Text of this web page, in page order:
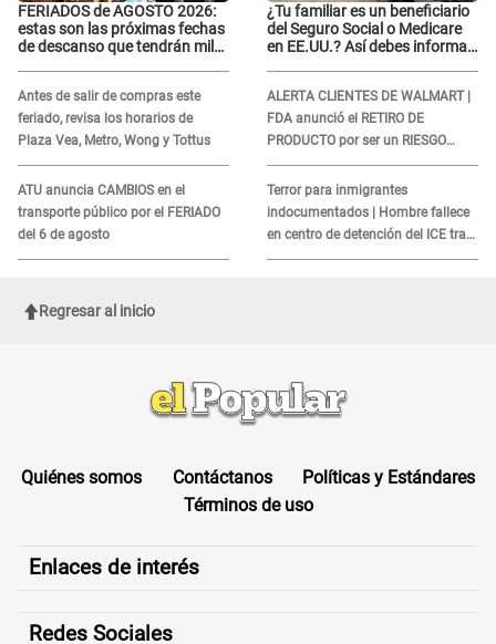
FERIADOS de AGOSTO 2026:
estas son las próximas fechas
de descanso que tendrán miles
Antes de salir de compras este
feriado, revisa los horarios de
Plaza Vea, Metro, Wong y Tottus
ATU anuncia CAMBIOS en el
transporte público por el FERIADO
del 6 de agosto
¿Tu familiar es un beneficiario
del Seguro Social o Medicare
en EE.UU.? Así debes informar
ALERTA CLIENTES DE WALMART |
FDA anunció el RETIRO DE
PRODUCTO por ser un RIESGO
MORTAL para consumidores: ¿Cuál
es?
Terror para inmigrantes
indocumentados | Hombre fallece
en centro de detención del ICE tras
sufrir una "emergencia médica"
Regresar al inicio
Quiénes somos Contáctanos
Políticas y Estándares
Términos de uso
Enlaces de interés
Redes Sociales